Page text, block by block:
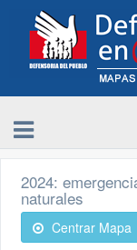
2024:
naturales
Centrar Mapa